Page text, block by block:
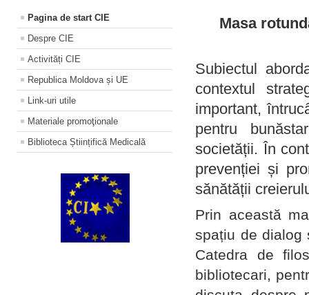
Pagina de start CIE
Despre CIE
Activități CIE
Republica Moldova și UE
Link-uri utile
Materiale promoţionale
Biblioteca Științifică Medicală
Masa
Subiectul
contextul
important,
pentru
societății. În
prevenției și
sănătății
Prin această
spațiu de dialog
Catedra de
bibliotecari,